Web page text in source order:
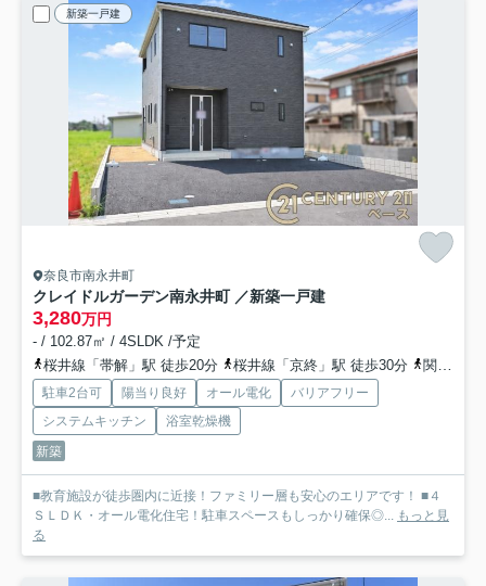
新築一戸建
奈良市南永井町
クレイドルガーデン南永井町 ／新築一戸建
3,280万円
- / 102.87㎡ / 4SLDK /予定
桜井線「帯解」駅 徒歩20分
桜井線「京終」駅 徒歩30分 関西本線「奈良」駅 徒歩43分
駐車2台可 陽当り良好 オール電化
バリアフリー
システムキッチン
浴室乾燥機
新築
■教育施設が徒歩圏内に近接！ファミリー層も安心のエリアです！ ■４
ＳＬＤＫ・オール電化住宅！駐車スペースもしっかり確保◎... もっと見
る